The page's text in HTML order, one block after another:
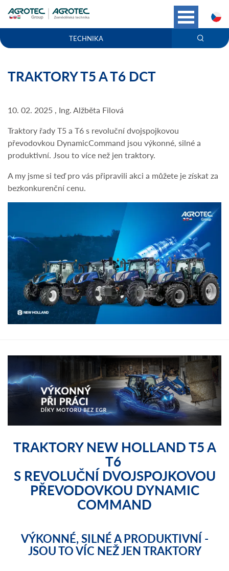
TECHNIKA
TRAKTORY T5 A T6 DCT
10. 02. 2025 , Ing. Alžběta Filová
Traktory řady T5 a T6 s revoluční dvojspojkovou
převodovkou DynamicCommand jsou výkonné, silné a
produktivní. Jsou to více než jen traktory.
A my jsme si teď pro vás připravili akci a můžete je získat za
bezkonkurenční cenu.
TRAKTORY NEW HOLLAND T5 A
T6
S REVOLUČNÍ DVOJSPOJKOVOU
PŘEVODOVKOU DYNAMIC
COMMAND
VÝKONNÉ, SILNÉ A PRODUKTIVNÍ -
JSOU TO VÍC NEŽ JEN TRAKTORY